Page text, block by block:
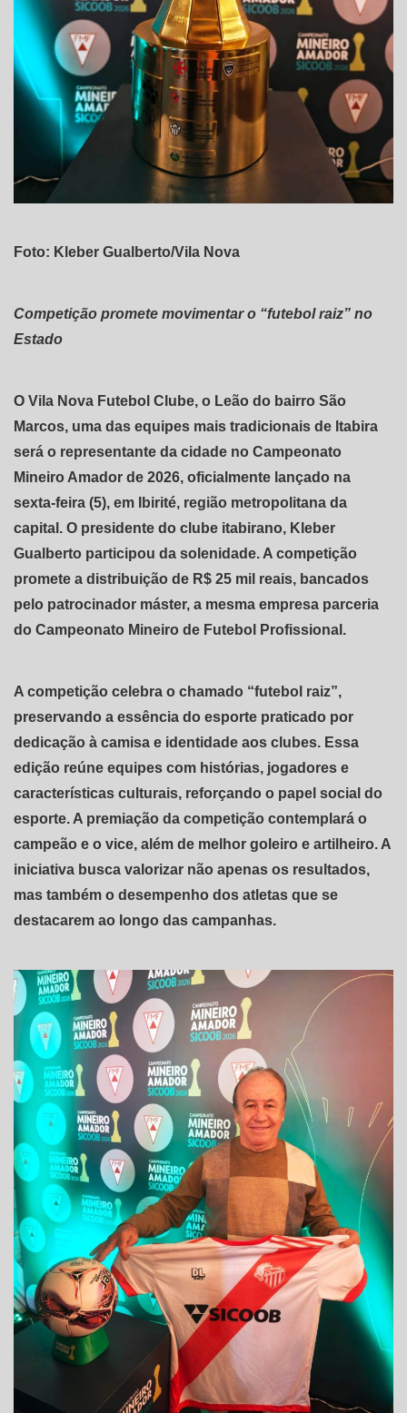
Foto: Kleber Gualberto/Vila Nova
Competição promete movimentar o “futebol raiz” no
Estado
O Vila Nova Futebol Clube, o Leão do bairro São
Marcos, uma das equipes mais tradicionais de Itabira
será o representante da cidade no Campeonato
Mineiro Amador de 2026, oficialmente lançado na
sexta-feira (5), em Ibirité, região metropolitana da
capital. O presidente do clube itabirano, Kleber
Gualberto participou da solenidade. A competição
promete a distribuição de R$ 25 mil reais, bancados
pelo patrocinador máster, a mesma empresa parceria
do Campeonato Mineiro de Futebol Profissional.
A competição celebra o chamado “futebol raiz”,
preservando a essência do esporte praticado por
dedicação à camisa e identidade aos clubes. Essa
edição reúne equipes com histórias, jogadores e
características culturais, reforçando o papel social do
esporte. A premiação da competição contemplará o
campeão e o vice, além de melhor goleiro e artilheiro. A
iniciativa busca valorizar não apenas os resultados,
mas também o desempenho dos atletas que se
destacarem ao longo das campanhas.